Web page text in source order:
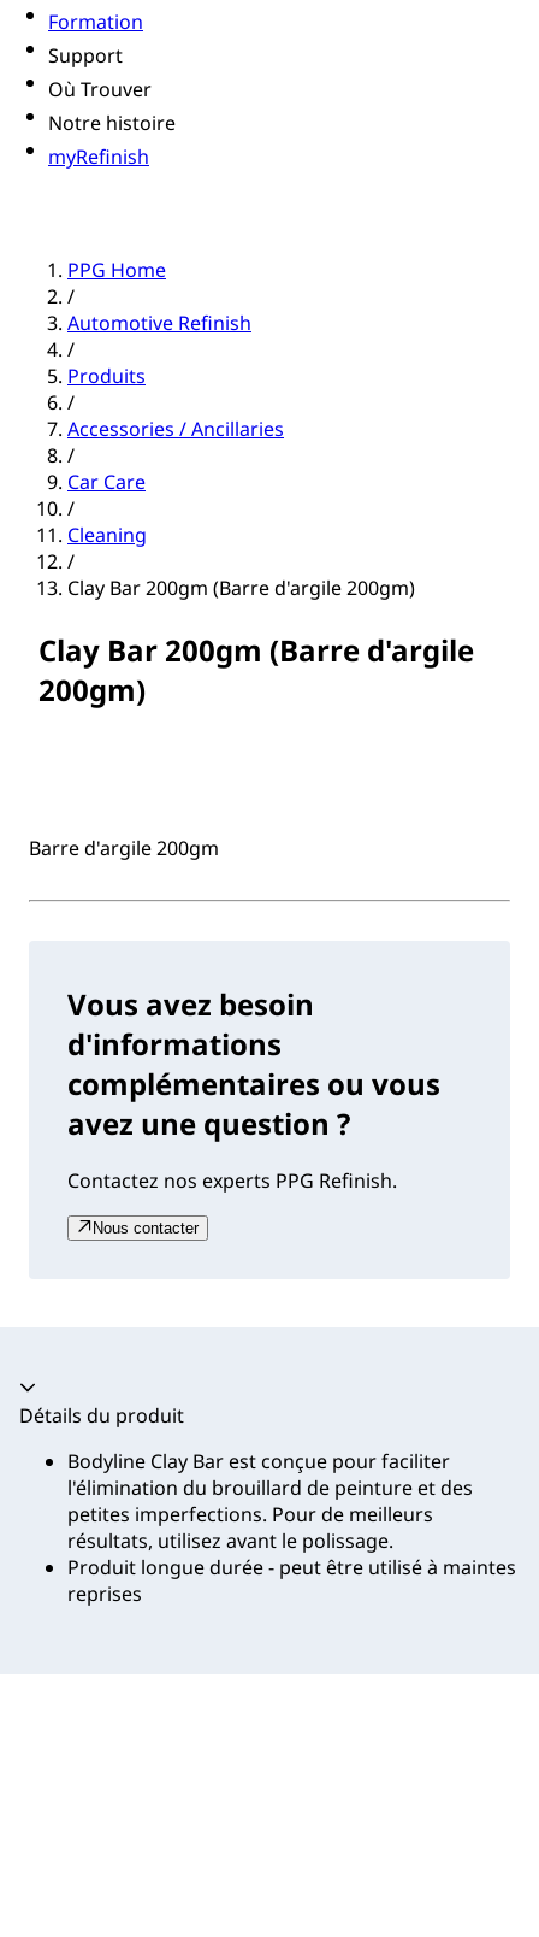
Formation
Support
Où Trouver
Notre histoire
myRefinish
PPG Home
/
Automotive Refinish
/
Produits
/
Accessories / Ancillaries
/
Car Care
/
Cleaning
/
Clay Bar 200gm (Barre d'argile 200gm)
Clay Bar 200gm (Barre d'argile
200gm)
Barre d'argile 200gm
Vous avez besoin
d'informations
complémentaires ou vous
avez une question ?
Contactez nos experts PPG Refinish.
Nous contacter
Accordéon fermé
Détails du produit
Bodyline Clay Bar est conçue pour faciliter
l'élimination du brouillard de peinture et des
petites imperfections. Pour de meilleurs
résultats, utilisez avant le polissage.
Produit longue durée - peut être utilisé à maintes
reprises